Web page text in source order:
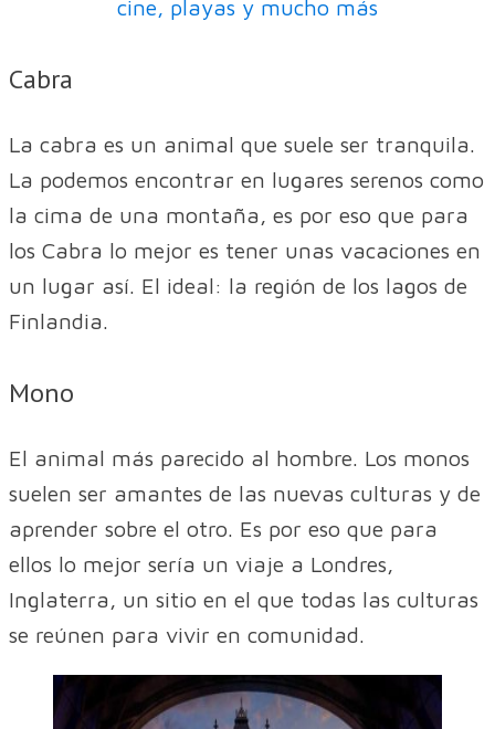
cine, playas y mucho más
Cabra
La cabra es un animal que suele ser tranquila.
La podemos encontrar en lugares serenos como
la cima de una montaña, es por eso que para
los Cabra lo mejor es tener unas vacaciones en
un lugar así. El ideal: la región de los lagos de
Finlandia.
Mono
El animal más parecido al hombre. Los monos
suelen ser amantes de las nuevas culturas y de
aprender sobre el otro. Es por eso que para
ellos lo mejor sería un viaje a Londres,
Inglaterra, un sitio en el que todas las culturas
se reúnen para vivir en comunidad.